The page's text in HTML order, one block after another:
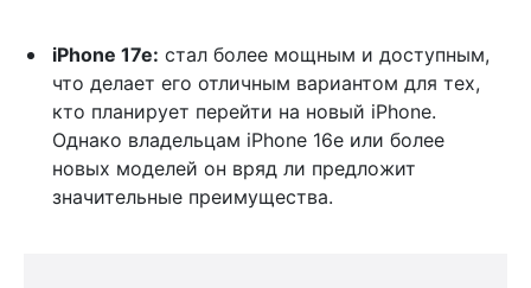
iPhone 17e: стал более мощным и доступным,
что делает его отличным вариантом для тех,
кто планирует перейти на новый iPhone.
Однако владельцам iPhone 16e или более
новых моделей он вряд ли предложит
значительные преимущества.